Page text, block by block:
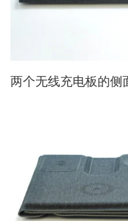
两个无线充电板的侧